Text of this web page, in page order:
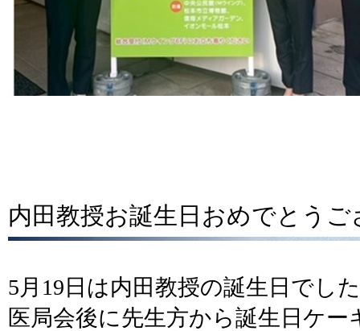
内田教授お誕生日おめでとう
5月19日は内田教授の誕生日でし
医局会後に先生方から誕生日ケ